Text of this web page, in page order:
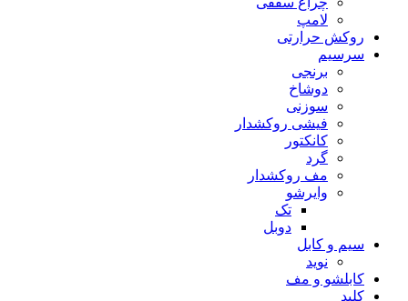
لامپ
روکش حرارتی
سرسیم
برنجی
دوشاخ
سوزنی
فیشی روکشدار
کانکتور
گرد
مف روکشدار
وایرشو
تک
دوبل
سیم و کابل
نوید
کابلشو و مف
کلید